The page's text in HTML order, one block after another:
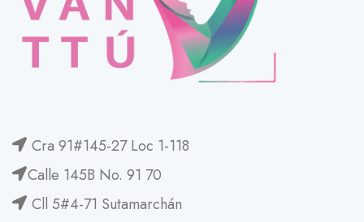
Cra 91#145-27 Loc 1-118
Calle 145B No. 91 70
Cll 5#4-71 Sutamarchán